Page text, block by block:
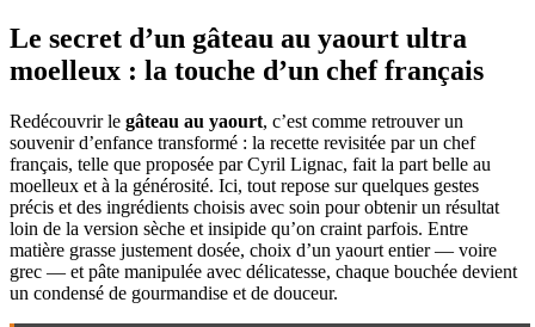
Le secret d’un gâteau au yaourt ultra
moelleux : la touche d’un chef français
Redécouvrir le gâteau au yaourt, c’est comme retrouver un
souvenir d’enfance transformé : la recette revisitée par un chef
français, telle que proposée par Cyril Lignac, fait la part belle au
moelleux et à la générosité. Ici, tout repose sur quelques gestes
précis et des ingrédients choisis avec soin pour obtenir un résultat
loin de la version sèche et insipide qu’on craint parfois. Entre
matière grasse justement dosée, choix d’un yaourt entier — voire
grec — et pâte manipulée avec délicatesse, chaque bouchée devient
un condensé de gourmandise et de douceur.